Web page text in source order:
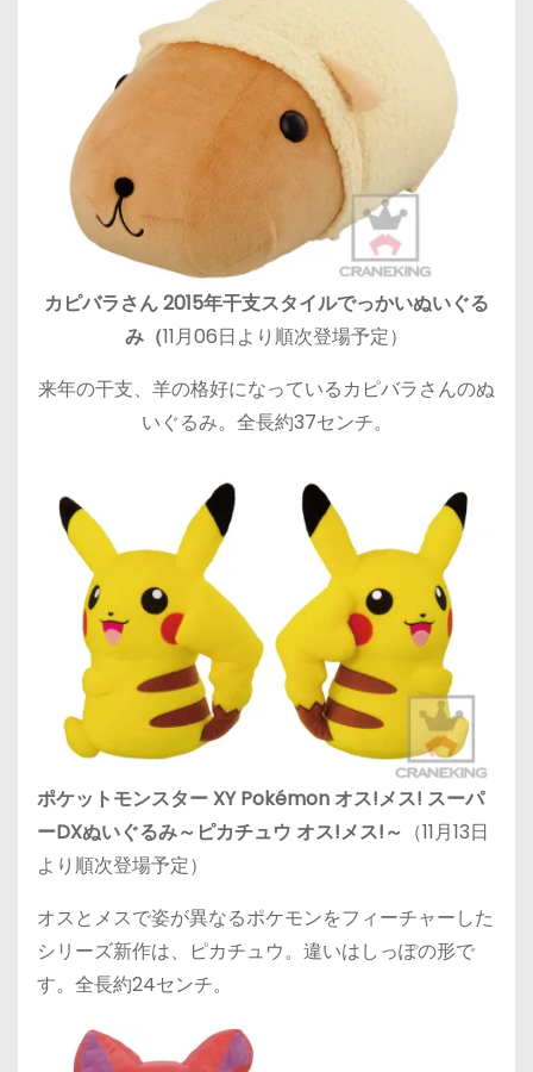
カピバラさん 2015年干支スタイルでっかいぬいぐる
み（11月06日より順次登場予定）
来年の干支、羊の格好になっているカピバラさんのぬ
いぐるみ。全長約37センチ。
ポケットモンスター XY Pokémon オス!メス! スーパ
ーDXぬいぐるみ～ピカチュウ オス!メス!～ （11月13日
より順次登場予定）
オスとメスで姿が異なるポケモンをフィーチャーした
シリーズ新作は、ピカチュウ。違いはしっぽの形で
す。全長約24センチ。